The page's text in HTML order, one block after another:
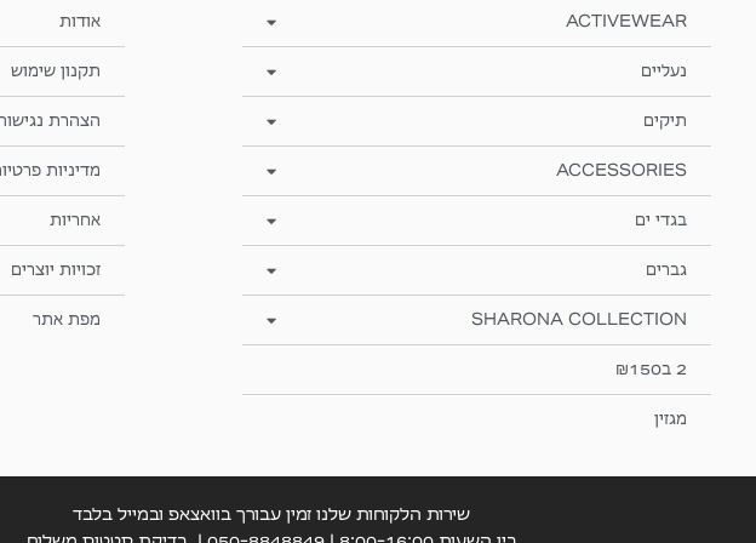
ACTIVEWEAR
נעליים
תיקים
ACCESSORIES
בגדי ים
גברים
SHARONA COLLECTION
2 ב₪150
מגזין
אודות
תקנון שימוש
הצהרת
מדיניות
אחריות
זכויות יוצרים
מפת אתר
שירות הלקוחות שלנו זמין עבורך בוואצאפ ובמייל בלבד